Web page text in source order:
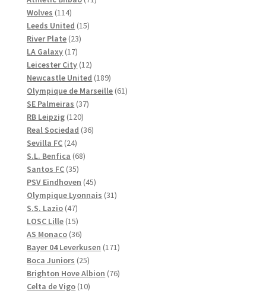
Wolves 114114
produkter
Leeds United 1515
River Plate 2323
LA Galaxy 1717
produkter
Leicester City 1212
produkter
Newcastle United 189189
produkter
Olympique de Marseille 6161
SE Palmeiras 3737
RB Leipzig 120120
produkter
Real Sociedad 3636
Sevilla FC 2424
produkter
S.L. Benfica 6868
Santos FC 3535
produkter
PSV Eindhoven 4545
produkter
Olympique Lyonnais 3131
S.S. Lazio 4747
produkter
LOSC Lille 1515
produkter
AS Monaco 3636
produkter
Bayer 04 Leverkusen 171171
Boca Juniors 2525
produkter
Brighton Hove Albion 7676
Celta de Vigo 1010